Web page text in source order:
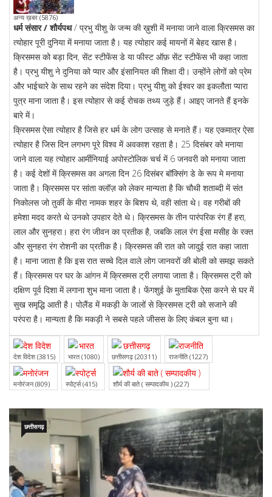
अन्य ख़बर (5876)
धर्म संसार / शौर्यपथ/ प्रभु यीशु के जन्म की ख़ुशी में मनाया जाने वाला क्रिसमस का
त्योहार पूरी दुनिया में मनाया जाता है। यह त्योहार कई मायनों में बेहद खास है।
क्रिसमस को बड़ा दिन, सेंट स्टीफेंस डे या फीस्ट ऑफ़ सेंट स्टीफेंस भी कहा जाता
है। प्रभु यीशु ने दुनिया को प्यार और इंसानियत की शिक्षा दी। उन्होंने लोगों को प्रेम
और भाईचारे के साथ रहने का संदेश दिया। प्रभु यीशु को ईश्वर का इकलौता प्यारा
पुत्र माना जाता है। इस त्योहार से कई रोचक तथ्य जुड़े हैं। आइए जानते हैं इनके
बारे में।
क्रिसमस ऐसा त्योहार है जिसे हर धर्म के लोग उत्साह से मनाते हैं। यह एकमात्र ऐसा
त्योहार है जिस दिन लगभग पूरे विश्व में अवकाश रहता है। 25 दिसंबर को मनाया
जाने वाला यह त्योहार आर्मीनियाई अपोस्टोलिक चर्च में 6 जनवरी को मनाया जाता
है। कई देशों में क्रिसमस का अगला दिन 26 दिसंबर बॉक्सिंग डे के रूप मे मनाया
जाता है। क्रिसमस पर सांता क्लॉज़ को लेकर मान्यता है कि चौथी शताब्दी में संत
निकोलस जो तुर्की के मीरा नामक शहर के बिशप थे, वही सांता थे। वह गरीबों की
हमेशा मदद करते थे उनको उपहार देते थे। क्रिसमस के तीन पारंपरिक रंग हैं हरा,
लाल और सुनहरा। हरा रंग जीवन का प्रतीक है, जबकि लाल रंग ईसा मसीह के रक्त
और सुनहरा रंग रोशनी का प्रतीक है। क्रिसमस की रात को जादुई रात कहा जाता
है। माना जाता है कि इस रात सच्चे दिल वाले लोग जानवरों की बोली को समझ सकते
हैं। क्रिसमस पर घर के आंगन में क्रिसमस ट्री लगाया जाता है। क्रिसमस ट्री को
दक्षिण पूर्व दिशा में लगाना शुभ माना जाता है। फेंगशुई के मुताबिक ऐसा करने से घर में
सुख समृद्धि आती है। पोलैंड में मकड़ी के जालों से क्रिसमस ट्री को सजाने की
परंपरा है। मान्यता है कि मकड़ी ने सबसे पहले जीसस के लिए कंबल बुना था।
देश विदेश (3815) भारत (1080) छत्तीसगढ़ (20311) राजनीति (1227)
मनोरंजन (809) स्पोर्ट्स (415) शौर्य की बाते ( सम्पादकीय ) (227)
छत्तीसगढ़